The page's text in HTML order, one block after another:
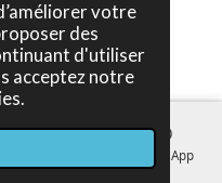
votre
des
d'utiliser
acceptez notre
Pur
et confidentielle.
et pays francophones.
WhatsApp